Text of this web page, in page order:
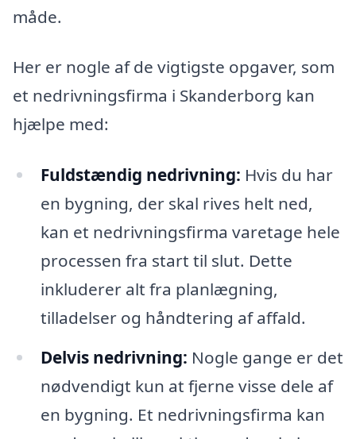
måde.
Her er nogle af de vigtigste opgaver, som
et nedrivningsfirma i Skanderborg kan
hjælpe med:
Fuldstændig nedrivning: Hvis du har
en bygning, der skal rives helt ned,
kan et nedrivningsfirma varetage hele
processen fra start til slut. Dette
inkluderer alt fra planlægning,
tilladelser og håndtering af affald.
Delvis nedrivning: Nogle gange er det
nødvendigt kun at fjerne visse dele af
en bygning. Et nedrivningsfirma kan